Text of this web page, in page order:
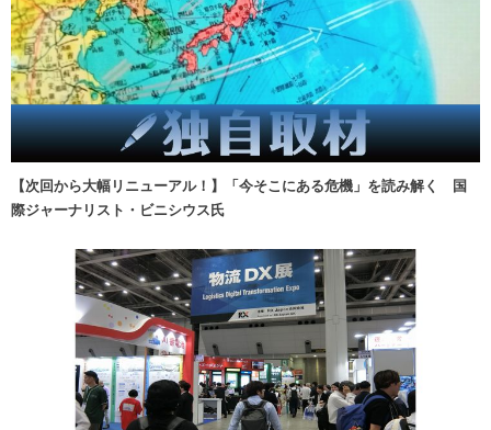
【次回から大幅リニューアル！】「今そこにある危機」を読み解く 国
際ジャーナリスト・ビニシウス氏